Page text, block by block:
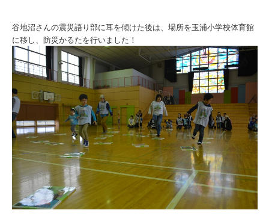
谷地沼さんの震災語り部に耳を傾けた後は、場所を玉浦小学校体育館
に移し、防災かるたを行いました！